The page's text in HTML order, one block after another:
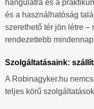
hangulatra és a
és a használhatóság
szerethető tér jön létre –
rendezettebb
Szolgáltatásaink:
A Robinagyker.hu
teljes körű